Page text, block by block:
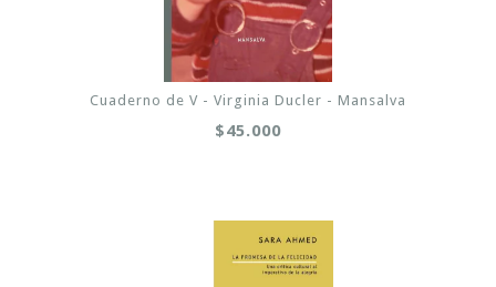
Cuaderno de V - Virginia Ducler - Mansalva
$45.000